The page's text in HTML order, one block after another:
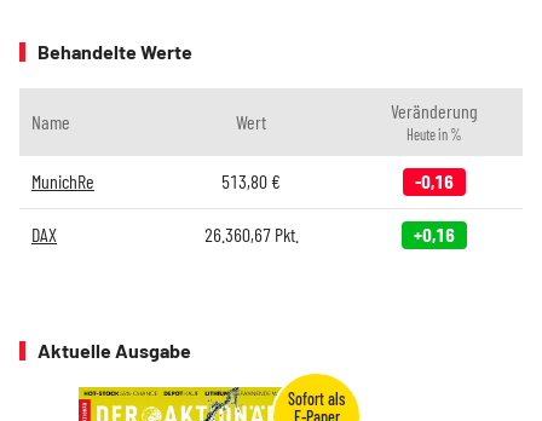
Behandelte Werte
Name Wert Veränderung
Heute in %
MunichRe 513,80 € -0,16
DAX 26.360,67Pkt. +0,16
Aktuelle Ausgabe